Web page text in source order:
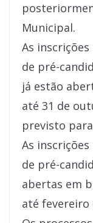
Municipal.
As
de pré-
já estão
até 31 de
previsto
As
de pré-
abertas em
até fevereiro